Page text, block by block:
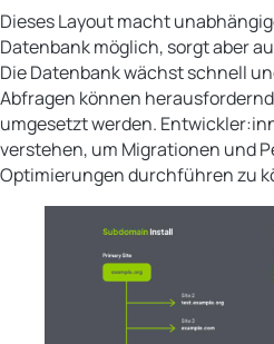
Dieses Layout macht
Datenbank möglich, sorgt aber
Die Datenbank wächst schnell
Abfragen können
umgesetzt werden.
verstehen, um Migrationen und
Optimierungen durchführen zu